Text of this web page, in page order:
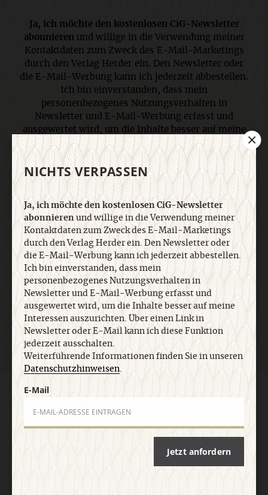
Ja, ich möchte den kostenlosen CiG-Newsletter
abonnierenund willige in die Verwendung meiner
Kontaktdaten zum Zweck des E-Mail-Marketings
durch den Verlag Herder ein. Den Newsletter oder
die E-Mail-Werbung kann ich jederzeit abbestellen.
Ich bin einverstanden, dass mein
personenbezogenes Nutzungsverhalten in
Newsletter und E-Mail-Werbung erfasst und
ausgewertet wird, um die Inhalte besser auf meine
Interessen auszurichten. Über einen Link in
Newsletter oder E-Mail kann ich diese Funktion
jederzeit ausschalten. Weiterführende
Informationen finden Sie in unseren
Datenschutzhinweisen.
E-Mail
Jetzt anmelden
AGB und Widerrufsbelehrung Datenschutz
Barrierefreiheit
NICHTS VERPASSEN
Ja, ich möchte den kostenlosen CiG-Newsletter
abonnierenund willige in die Verwendung meiner
Kontaktdaten zum Zweck des E-Mail-Marketings
durch den Verlag Herder ein. Den Newsletter oder
die E-Mail-Werbung kann ich jederzeit abbestellen.
Ich bin einverstanden, dass mein
personenbezogenes Nutzungsverhalten in
Newsletter und E-Mail-Werbung erfasst und
ausgewertet wird, um die Inhalte besser auf meine
Interessen auszurichten. Über einen Link in
Newsletter oder E-Mail kann ich diese Funktion
jederzeit ausschalten.
Weiterführende Informationen finden Sie in unseren
Datenschutzhinweisen.
E-Mail
Jetzt anfordern